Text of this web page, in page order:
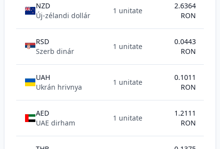
NZD
Új-zélandi dollár
1 unitate
2.6364
RON
RSD
Szerb dinár
1 unitate
0.0443
RON
UAH
Ukrán hrivnya
1 unitate
0.1011
RON
AED
UAE dirham
1 unitate
1.2111
RON